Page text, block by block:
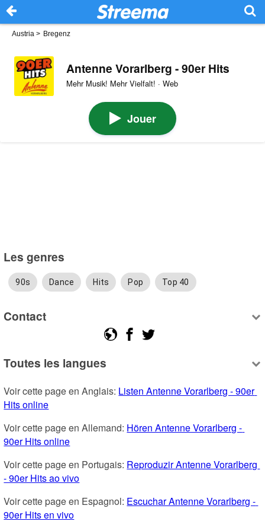
Austria > Bregenz
Antenne Vorarlberg - 90er Hits
Mehr Musik! Mehr Vielfalt! · Web
Jouer
Les genres
90s Dance Hits Pop Top 40
Contact
Toutes les langues
Voir cette page en Anglais: Listen Antenne Vorarlberg - 90er
Hits online
Voir cette page en Allemand: Hören Antenne Vorarlberg -
90er Hits online
Voir cette page en Portugais: Reproduzir Antenne Vorarlberg
- 90er Hits ao vivo
Voir cette page en Espagnol: Escuchar Antenne Vorarlberg -
90er Hits en vivo